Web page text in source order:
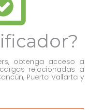
obtenga acceso a
relacionadas a
Puerto Vallarta y